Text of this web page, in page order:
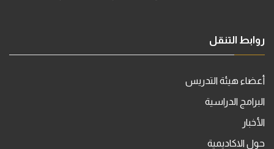
روابط التنقل
أعضاء هيئة التدريس
البرامج الدراسية
الأخبار
حول الاكاديمية